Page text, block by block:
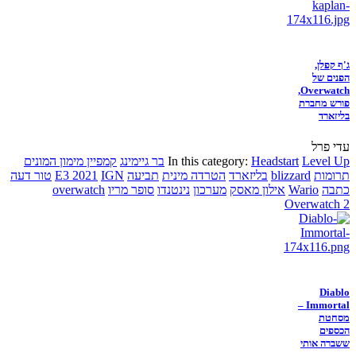
ג'ף קפלן,
הפנים של
Overwatch,
פורש מחברת
בליזארד
עדי פרל
In this category: Headstart Level Up בר גיימינג קמפיין מימון המונים
תרומות blizzard בליזארד הטרדה מינית תביעה E3 2021 IGN
טור דעה
כתבה Wario אילון מאסק מערכון נינטנדו סופר מריו overwatch
Overwatch 2
Diablo
Immortal –
מסחטת
הכספים
ששברה אותי